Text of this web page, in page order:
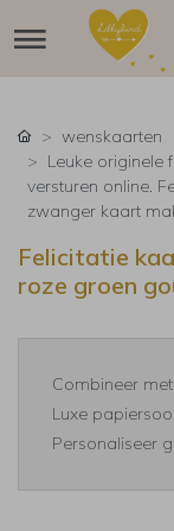
wenskaarten
Leuke originele
versturen online.
zwanger kaart
Felicitatie
roze groen
Combineer
Luxe
Personaliseer